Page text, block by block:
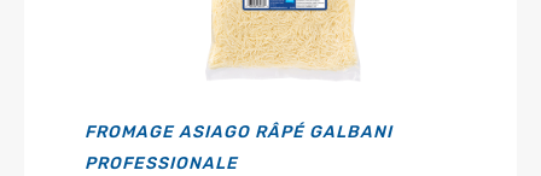
FROMAGE ASIAGO RÂPÉ GALBANI
PROFESSIONALE